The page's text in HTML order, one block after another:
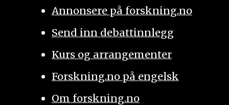
Annonsere på forskning.no
Send inn debattinnlegg
Kurs og arrangementer
Forskning.no på engelsk
Om forskning.no